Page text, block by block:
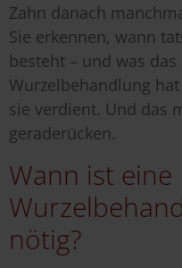
Zahn danach
Sie erkennen, wann
besteht – und was
Wurzelbehandlung
sie verdient. Und das
geraderücken.
Wann ist eine
nötig?